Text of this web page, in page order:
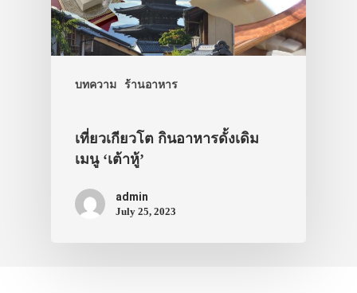
บทความ ร้านอาหาร
เที่ยวเกียวโต กินอาหารดั้งเดิม
เมนู ‘เต้าหู้’
admin
July 25, 2023